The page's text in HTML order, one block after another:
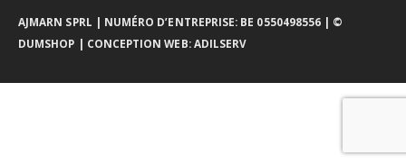
AJMARN SPRL | NUMÉRO D’ENTREPRISE: BE 0550498556 | ©
DUMSHOP | CONCEPTION WEB: ADILSERV